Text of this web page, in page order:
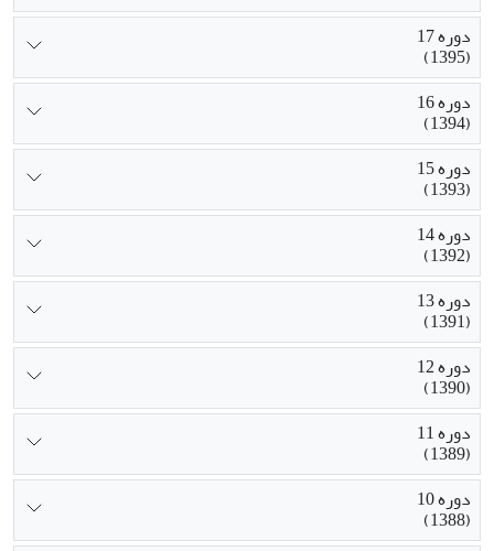
دوره 17
(1395)
دوره 16
(1394)
دوره 15
(1393)
دوره 14
(1392)
دوره 13
(1391)
دوره 12
(1390)
دوره 11
(1389)
دوره 10
(1388)